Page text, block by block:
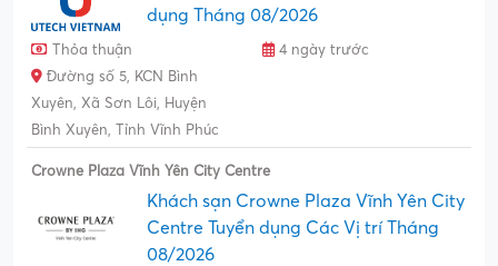
dụng Tháng 08/2026
Thỏa thuận
4 ngày trước
Đường số 5, KCN Bình
Xuyên, Xã Sơn Lôi, Huyện
Bình Xuyên, Tỉnh Vĩnh Phúc
Crowne Plaza Vĩnh Yên City Centre
Khách sạn Crowne Plaza Vĩnh Yên City
Centre Tuyển dụng Các Vị trí Tháng
08/2026